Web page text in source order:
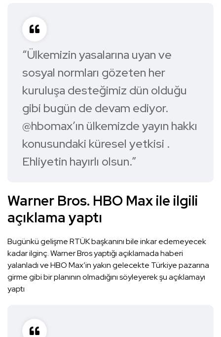
“Ülkemizin yasalarına uyan ve
sosyal normları gözeten her
kuruluşa desteğimiz dün olduğu
gibi bugün de devam ediyor.
@hbomax’ın ülkemizde yayın hakkı
konusundaki küresel yetkisi .
Ehliyetin hayırlı olsun.”
Warner Bros. HBO Max ile ilgili
açıklama yaptı
Bugünkü gelişme RTÜK başkanını bile inkar edemeyecek
kadar ilginç. Warner Bros yaptığı açıklamada haberi
yalanladı ve HBO Max’in yakın gelecekte Türkiye pazarına
girme gibi bir planının olmadığını söyleyerek şu açıklamayı
yaptı